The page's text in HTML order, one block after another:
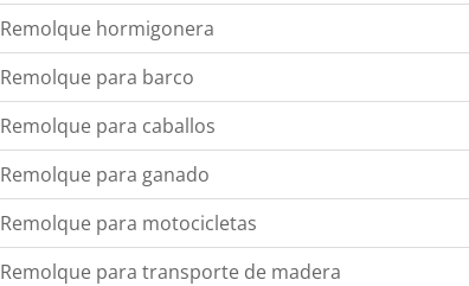
Remolque hormigonera
Remolque para barco
Remolque para caballos
Remolque para ganado
Remolque para motocicletas
Remolque para transporte de madera